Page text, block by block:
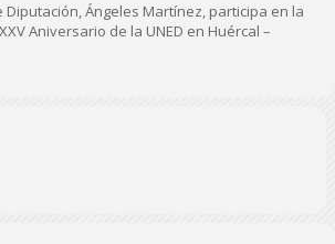
Diputación, Ángeles Martínez, participa en la
Aniversario de la UNED en Huércal –